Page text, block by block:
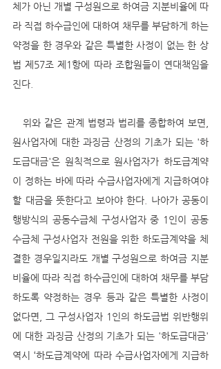
체가 아닌 개별 구성원으로 하여금 지분비율에 따
라 직접 하수급인에 대하여 채무를 부담하게 하는
약정을 한 경우와 같은 특별한 사정이 없는 한 상
법 제57조 제1항에 따라 조합원들이 연대책임을
진다.
   위와 같은 관계 법령과 법리를 종합하여 보면,
원사업자에 대한 과징금 산정의 기초가 되는 '하
도급대금'은 원칙적으로 원사업자가 하도급계약
이 정하는 바에 따라 수급사업자에게 지급하여야
할 대금을 뜻한다고 보아야 한다. 나아가 공동이
행방식의 공동수급체 구성사업자 중 1인이 공동
수급체 구성사업자 전원을 위한 하도급계약을 체
결한 경우일지라도 개별 구성원으로 하여금 지분
비율에 따라 직접 하수급인에 대하여 채무를 부담
하도록 약정하는 경우 등과 같은 특별한 사정이
없다면, 그 구성사업자 1인의 하도급법 위반행위
에 대한 과징금 산정의 기초가 되는 '하도급대금'
역시 ‘하도급계약에 따라 수급사업자에게 지급하